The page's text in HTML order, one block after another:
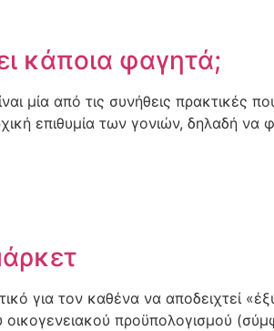
κάποια φαγητά;
μία από τις συνήθεις πρακτικές
επιθυμία των γονιών, δηλαδή να
για τον καθένα να αποδειχτεί
προϋπολογισμού